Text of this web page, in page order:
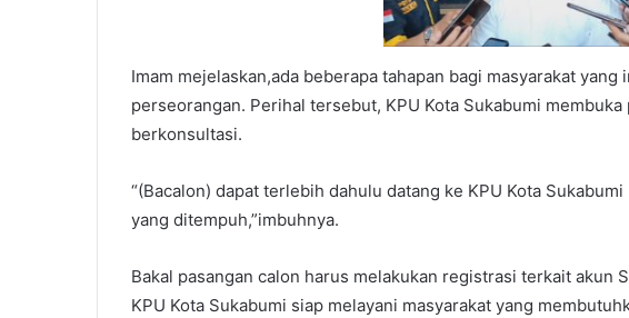
Imam mejelaskan,ada beberapa tahapan bagi masyarakat
perseorangan. Perihal tersebut, KPU Kota Sukabumi
berkonsultasi.
“(Bacalon) dapat terlebih dahulu datang ke KPU Kota
yang ditempuh,”imbuhnya.
Bakal pasangan calon harus melakukan registrasi terkait akun
KPU Kota Sukabumi siap melayani masyarakat yang